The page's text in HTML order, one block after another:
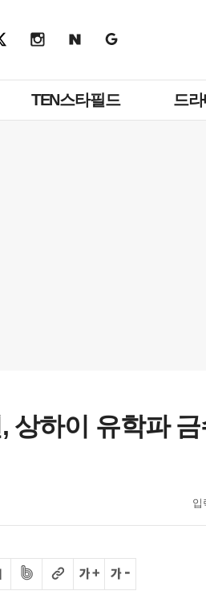
TEN스타필드 드라
상하이 유학파
입